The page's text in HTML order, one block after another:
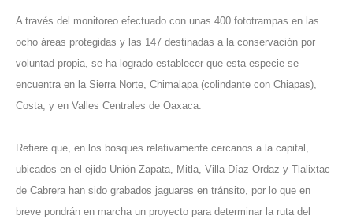
A través del monitoreo efectuado con unas 400 fototrampas en las
ocho áreas protegidas y las 147 destinadas a la conservación por
voluntad propia, se ha logrado establecer que esta especie se
encuentra en la Sierra Norte, Chimalapa (colindante con Chiapas),
Costa, y en Valles Centrales de Oaxaca.
Refiere que, en los bosques relativamente cercanos a la capital,
ubicados en el ejido Unión Zapata, Mitla, Villa Díaz Ordaz y Tlalixtac
de Cabrera han sido grabados jaguares en tránsito, por lo que en
breve pondrán en marcha un proyecto para determinar la ruta del